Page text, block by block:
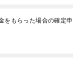
をもらった場合の確定